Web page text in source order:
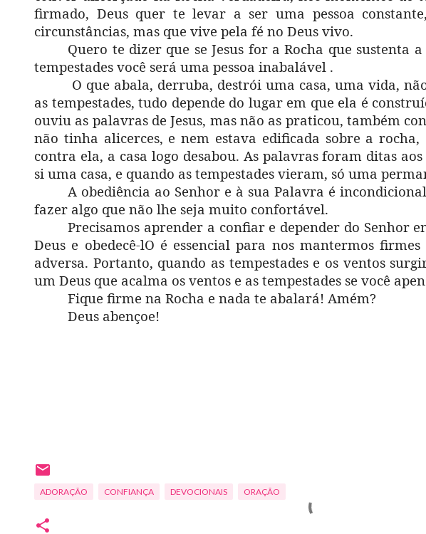
firmado, Deus quer te levar a ser uma pessoa
circunstâncias, mas que vive pela fé no Deus vivo.
Quero te dizer que se Jesus for a Rocha que sustenta
tempestades você será uma pessoa inabalável .
O que abala, derruba, destrói uma casa, uma vida,
as tempestades, tudo depende do lugar em que ela é
ouviu as palavras de Jesus, mas não as praticou, também
não tinha alicerces, e nem estava edificada sobre a
contra ela, a casa logo desabou. As palavras foram ditas
si uma casa, e quando as tempestades vieram, só uma
A obediência ao Senhor e à sua Palavra é
fazer algo que não lhe seja muito confortável.
Precisamos aprender a confiar e depender do Senhor
Deus e obedecê-lO é essencial para nos mantermos
adversa. Portanto, quando as tempestades e os ventos
um Deus que acalma os ventos e as tempestades se você
Fique firme na Rocha e nada te abalará! Amém?
Deus abençoe!
ADORAÇÃO CONFIANÇA DEVOCIONAIS ORAÇÃO